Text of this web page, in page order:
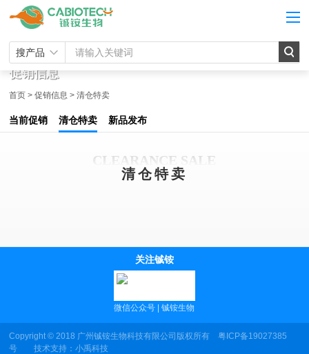
搜产品
促销信息
首页 >促销信息 >清仓特卖
当前促销 清仓特卖 新品发布
CLEARANCE SALE
清仓特卖
关注铖铵
微信公众号 | 铖铵生物
Copyright © 2018 广州铖铵生物科技有限公司版权所有粤ICP备19027385
号 技术支持：小禹科技